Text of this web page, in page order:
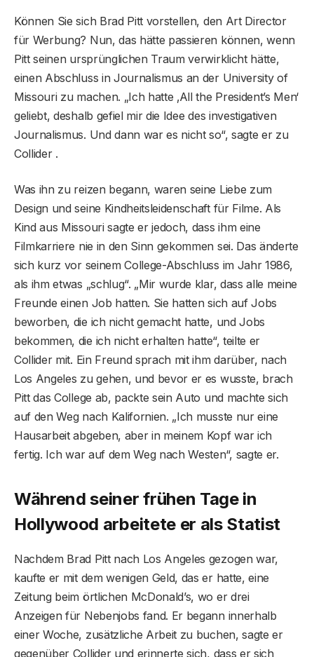
Können Sie sich Brad Pitt vorstellen, den Art Director
für Werbung? Nun, das hätte passieren können, wenn
Pitt seinen ursprünglichen Traum verwirklicht hätte,
einen Abschluss in Journalismus an der University of
Missouri zu machen. „Ich hatte ‚All the President’s Men‘
geliebt, deshalb gefiel mir die Idee des investigativen
Journalismus. Und dann war es nicht so“, sagte er zu
Collider .
Was ihn zu reizen begann, waren seine Liebe zum
Design und seine Kindheitsleidenschaft für Filme. Als
Kind aus Missouri sagte er jedoch, dass ihm eine
Filmkarriere nie in den Sinn gekommen sei. Das änderte
sich kurz vor seinem College-Abschluss im Jahr 1986,
als ihm etwas „schlug“. „Mir wurde klar, dass alle meine
Freunde einen Job hatten. Sie hatten sich auf Jobs
beworben, die ich nicht gemacht hatte, und Jobs
bekommen, die ich nicht erhalten hatte“, teilte er
Collider mit. Ein Freund sprach mit ihm darüber, nach
Los Angeles zu gehen, und bevor er es wusste, brach
Pitt das College ab, packte sein Auto und machte sich
auf den Weg nach Kalifornien. „Ich musste nur eine
Hausarbeit abgeben, aber in meinem Kopf war ich
fertig. Ich war auf dem Weg nach Westen“, sagte er.
Während seiner frühen Tage in
Hollywood arbeitete er als Statist
Nachdem Brad Pitt nach Los Angeles gezogen war,
kaufte er mit dem wenigen Geld, das er hatte, eine
Zeitung beim örtlichen McDonald’s, wo er drei
Anzeigen für Nebenjobs fand. Er begann innerhalb
einer Woche, zusätzliche Arbeit zu buchen, sagte er
gegenüber Collider und erinnerte sich, dass er sich